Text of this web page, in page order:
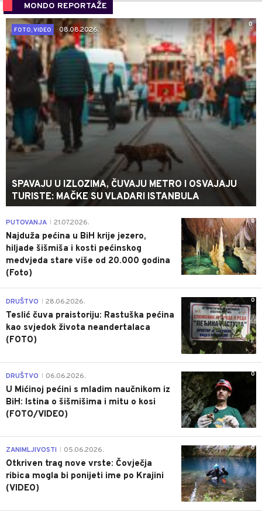
MONDO REPORTAŽE
0
FOTO, VIDEO
08.08.2026.
SPAVAJU U IZLOZIMA, ČUVAJU METRO I OSVAJAJU
TURISTE: MAČKE SU VLADARI ISTANBULA
0
PUTOVANJA 21.07.2026.
Najduža pećina u BiH krije jezero,
hiljade šišmiša i kosti pećinskog
medvjeda stare više od 20.000 godina
(Foto)
0
DRUŠTVO 28.06.2026.
Teslić čuva praistoriju: Rastuška pećina
kao svjedok života neandertalaca
(FOTO)
0
DRUŠTVO 06.06.2026.
U Mićinoj pećini s mladim naučnikom iz
BiH: Istina o šišmišima i mitu o kosi
(FOTO/VIDEO)
0
ZANIMLJIVOSTI 05.06.2026.
Otkriven trag nove vrste: Čovječja
ribica mogla bi ponijeti ime po Krajini
(VIDEO)